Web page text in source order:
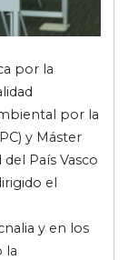
por la
por la
y Máster
País Vasco
el
y en los
la